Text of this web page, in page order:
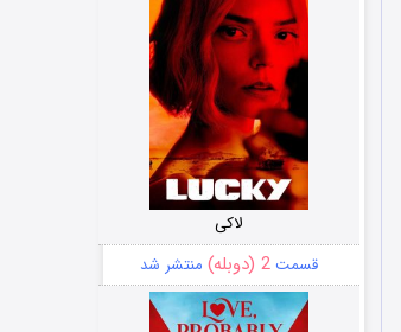
لاکی
قسمت2 (دوبله) منتشر شد